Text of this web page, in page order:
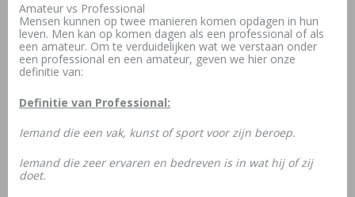
Amateur vs Professional
Mensen kunnen op twee manieren komen opdagen in hun
leven. Men kan op komen dagen als een professional of als
een amateur. Om te verduidelijken wat we verstaan onder
een professional en een amateur, geven we hier onze
definitie van:
Definitie van Professional:
Iemand die een vak, kunst of sport voor zijn beroep.
Iemand die zeer ervaren en bedreven is in wat hij of zij
doet.